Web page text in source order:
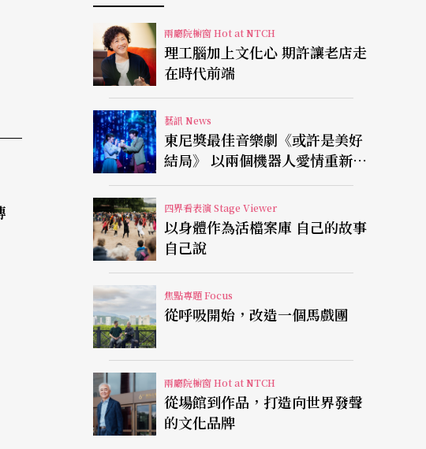
然
兩廳院櫥窗 Hot at NTCH
理工腦加上文化心 期許讓老店走
在時代前端
藝訊 News
東尼獎最佳音樂劇《或許是美好
結局》 以兩個機器人愛情重新凝
視有限人生
四界看表演 Stage Viewer
以身體作為活檔案庫 自己的故事
自己說
焦點專題 Focus
從呼吸開始，改造一個馬戲團
兩廳院櫥窗 Hot at NTCH
從場館到作品，打造向世界發聲
的文化品牌